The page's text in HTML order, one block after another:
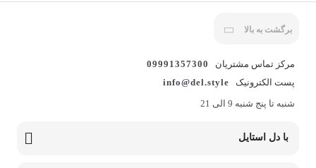
برگشت به بالا
مرکز تماس مشتریان
09991357300
پست الکترونیک
info@del.style
شنبه تا پنج شنبه 9 الی 21
با دل استایل